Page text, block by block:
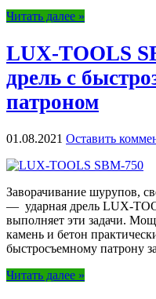
Читать далее »
LUX-TOOLS
дрель с
патроном
01.08.2021 Оставить
Заворачивание шурупов,
— ударная дрель LUX-
выполняет эти задачи.
камень и бетон
быстросъемному патрону
Читать далее »